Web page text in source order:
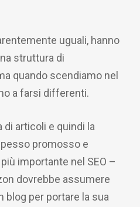
uguali, hanno
struttura di
quando scendiamo nel
a farsi differenti.
articoli e quindi la
promosso e
importante nel SEO –
dovrebbe assumere
blog per portare la sua